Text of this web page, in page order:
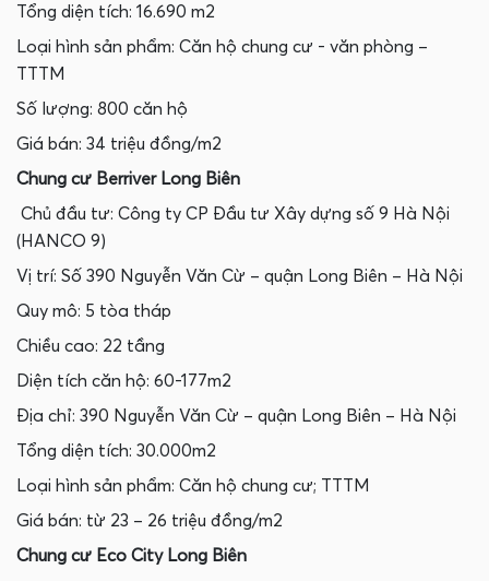
Tổng diện tích: 16.690 m2
Loại hình sản phẩm: Căn hộ chung cư - văn phòng –
TTTM
Số lượng: 800 căn hộ
Giá bán: 34 triệu đồng/m2
Chung cư Berriver Long Biên
Chủ đầu tư: Công ty CP Đầu tư Xây dựng số 9 Hà Nội
(HANCO 9)
Vị trí: Số 390 Nguyễn Văn Cừ – quận Long Biên – Hà Nội
Quy mô: 5 tòa tháp
Chiều cao: 22 tầng
Diện tích căn hộ: 60-177m2
Địa chỉ: 390 Nguyễn Văn Cừ – quận Long Biên – Hà Nội
Tổng diện tích: 30.000m2
Loại hình sản phẩm: Căn hộ chung cư; TTTM
Giá bán: từ 23 – 26 triệu đồng/m2
Chung cư Eco City Long Biên